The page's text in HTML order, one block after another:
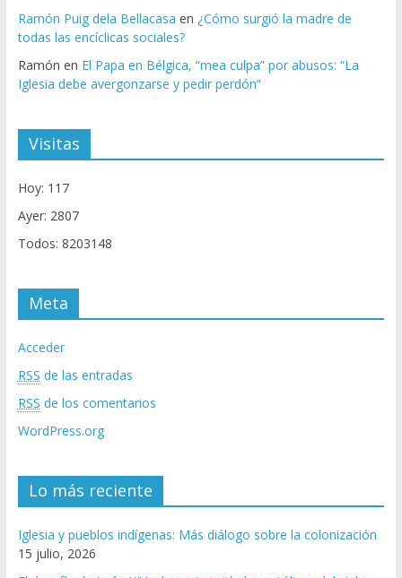
Ramón Puig dela Bellacasa en ¿Cómo surgió la madre de
todas las encíclicas sociales?
Ramón en El Papa en Bélgica, “mea culpa” por abusos: “La
Iglesia debe avergonzarse y pedir perdón”
Visitas
Hoy: 117
Ayer: 2807
Todos: 8203148
Meta
Acceder
RSS de las entradas
RSS de los comentarios
WordPress.org
Lo más reciente
Iglesia y pueblos indígenas: Más diálogo sobre la colonización
15 julio, 2026